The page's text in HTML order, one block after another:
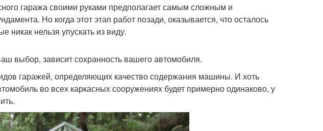
гаража своими руками предполагает самым сложным и
Но когда этот этап работ позади, оказывается, что осталось
нельзя упускать из виду.
выбор, зависит сохранность вашего автомобиля.
гаражей, определяющих качество содержания машины. И хоть
во всех каркасных сооружениях будет примерно одинаково, у